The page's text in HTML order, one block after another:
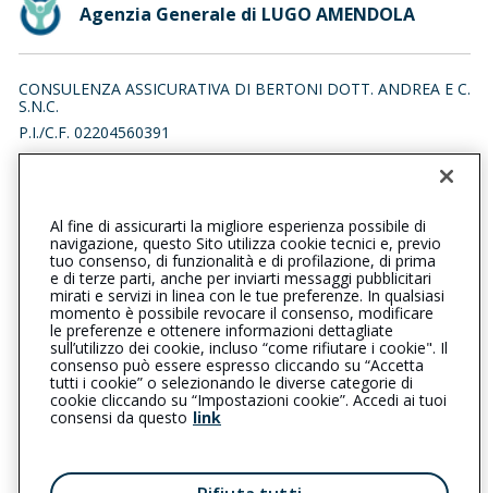
Agenzia Generale di LUGO AMENDOLA
CONSULENZA ASSICURATIVA DI BERTONI DOTT. ANDREA E C.
S.N.C.
P.I./C.F. 02204560391
VIA GIOVANNI AMENDOLA 54, 48022 LUGO (RA)
0545900699 0545218091
lugoamendola@cattolica.it
bertoniassicurazioni@pec.it
L’intermediario è soggetto al controllo dell’IVASS. Consulta il
Registro RUI al seguentelink
Privacy | Cookie | Il Gruppo Generali
Al fine di assicurarti la migliore esperienza possibile di
navigazione, questo Sito utilizza cookie tecnici e, previo
tuo consenso, di funzionalità e di profilazione, di prima
e di terze parti, anche per inviarti messaggi pubblicitari
mirati e servizi in linea con le tue preferenze. In qualsiasi
momento è possibile revocare il consenso, modificare
le preferenze e ottenere informazioni dettagliate
sull’utilizzo dei cookie, incluso “come rifiutare i cookie". Il
consenso può essere espresso cliccando su “Accetta
tutti i cookie” o selezionando le diverse categorie di
cookie cliccando su “Impostazioni cookie”. Accedi ai tuoi
consensi da questo link